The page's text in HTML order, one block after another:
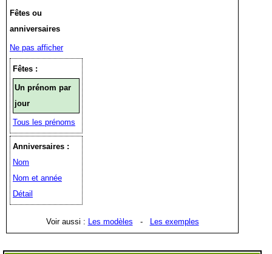
Fêtes ou
anniversaires
Ne pas afficher
Fêtes :
Un prénom par
jour
Tous les prénoms
Anniversaires :
Nom
Nom et année
Détail
Voir aussi : Les modèles - Les exemples